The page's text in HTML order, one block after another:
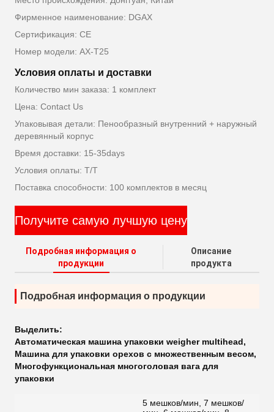
Фирменное наименование: DGAX
Сертификация: CE
Номер модели: AX-T25
Условия оплаты и доставки
Количество мин заказа: 1 комплект
Цена: Contact Us
Упаковывая детали: Пенообразный внутренний + наружный
деревянный корпус
Время доставки: 15-35days
Условия оплаты: T/T
Поставка способности: 100 комплектов в месяц
Получите самую лучшую цену
Подробная информация о
продукции
Описание
продукта
Подробная информация о продукции
Выделить:
Автоматическая машина упаковки weigher multihead,
Машина для упаковки орехов с множественным весом,
Многофункциональная многоголовая вага для
упаковки
5 мешков/мин, 7 мешков/